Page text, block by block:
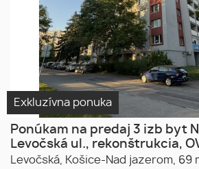
Exkluzívna ponuka
Ponúkam na predaj 3 izb byt
Levočská ul., rekonštrukcia,
Levočská, Košice-Nad jazerom, 69